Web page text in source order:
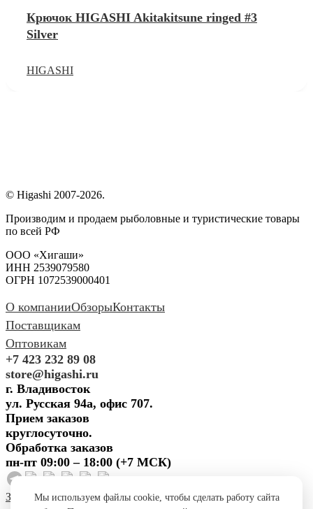
Крючок HIGASHI Akitakitsune ringed #3
Silver
HIGASHI
© Higashi 2007-2026.
Производим и продаем рыболовные и туристические товары
по всей РФ
ООО «Хигаши»
ИНН 2539079580
ОГРН 1072539000401
О компанииОбзорыКонтакты
Поставщикам
Оптовикам
+7 423 232 89 08
store@higashi.ru
г. Владивосток
ул. Русская 94а, офис 707.
Прием заказов
круглосуточно.
Обработка заказов
пн-пт 09:00 – 18:00 (+7 МСК)
Задать вопросПредложить
Мы используем файлы cookie, чтобы сделать работу сайта